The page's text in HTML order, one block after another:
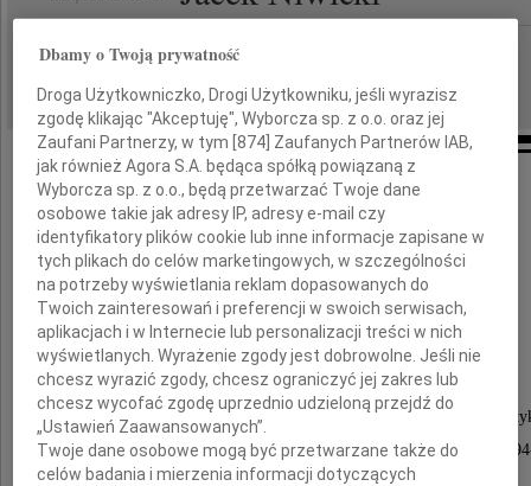
REGION: Kraków
DATA EMISJI:
Społeczność Oddziału Małopolskiego
Polskiego Towarzystwa Informatycznego
z głębokim smutkiem i żalem żegna
Jacka Niwickiego
Jednego z pierwszych pracowników Instytutu
wicedyrektora krakowskiego Cyfronetu w latach
Dbamy o Twoją prywatność
Droga Użytkowniczko, Drogi Użytkowniku, jeśli wyrazisz
zgodę klikając "Akceptuję", Wyborcza sp. z o.o. oraz jej
Zaufani Partnerzy, w tym [874] Zaufanych Partnerów IAB,
jak również Agora S.A. będąca spółką powiązaną z
Wyborcza sp. z o.o., będą przetwarzać Twoje dane
osobowe takie jak adresy IP, adresy e-mail czy
identyfikatory plików cookie lub inne informacje zapisane w
tych plikach do celów marketingowych, w szczególności
na potrzeby wyświetlania reklam dopasowanych do
Twoich zainteresowań i preferencji w swoich serwisach,
aplikacjach i w Internecie lub personalizacji treści w nich
wyświetlanych. Wyrażenie zgody jest dobrowolne. Jeśli nie
chcesz wyrazić zgody, chcesz ograniczyć jej zakres lub
chcesz wycofać zgodę uprzednio udzieloną przejdź do
„Ustawień Zaawansowanych”.
Twoje dane osobowe mogą być przetwarzane także do
celów badania i mierzenia informacji dotyczących